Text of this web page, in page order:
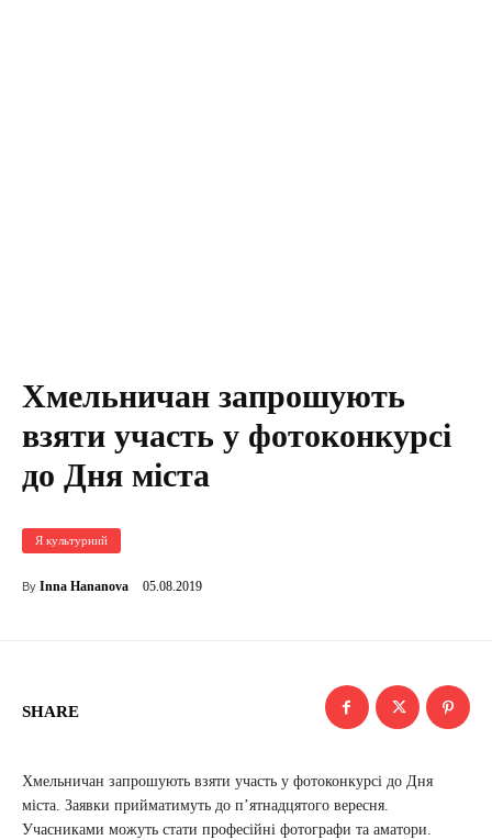
Хмельничан запрошують
взяти участь у фотоконкурсі
до Дня міста
Я культурний
By Inna Hananova 05.08.2019
SHARE
Хмельничан запрошують взяти участь у фотоконкурсі до Дня
міста. Заявки прийматимуть до п’ятнадцятого вересня.
Учасниками можуть стати професійні фотографи та аматори.